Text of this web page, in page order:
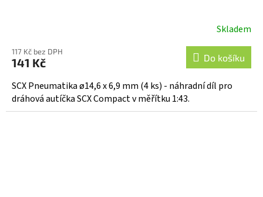
Skladem
117 Kč bez DPH
141 Kč Do košíku
SCX Pneumatika ø14,6 x 6,9 mm (4 ks) - náhradní díl pro
dráhová autíčka SCX Compact v měřítku 1:43.